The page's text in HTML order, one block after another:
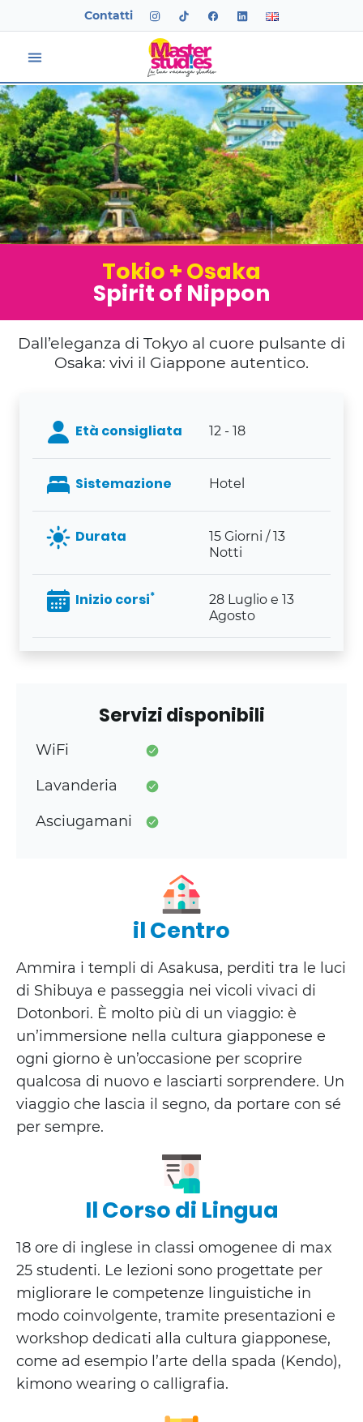
Contatti
Tokio + Osaka
Spirit of Nippon
Dall’eleganza di Tokyo al cuore pulsante di
Osaka: vivi il Giappone autentico.
Età consigliata 12 - 18
Sistemazione Hotel
Durata
15 Giorni / 13
Notti
Inizio corsi*
28 Luglio e 13
Agosto
Servizi disponibili
WiFi
Lavanderia
Asciugamani
il Centro
Ammira i templi di Asakusa, perditi tra le luci
di Shibuya e passeggia nei vicoli vivaci di
Dotonbori. È molto più di un viaggio: è
un’immersione nella cultura giapponese e
ogni giorno è un’occasione per scoprire
qualcosa di nuovo e lasciarti sorprendere. Un
viaggio che lascia il segno, da portare con sé
per sempre.
Il Corso di Lingua
18 ore di inglese in classi omogenee di max
25 studenti. Le lezioni sono progettate per
migliorare le competenze linguistiche in
modo coinvolgente, tramite presentazioni e
workshop dedicati alla cultura giapponese,
come ad esempio l’arte della spada (Kendo),
kimono wearing o calligrafia.